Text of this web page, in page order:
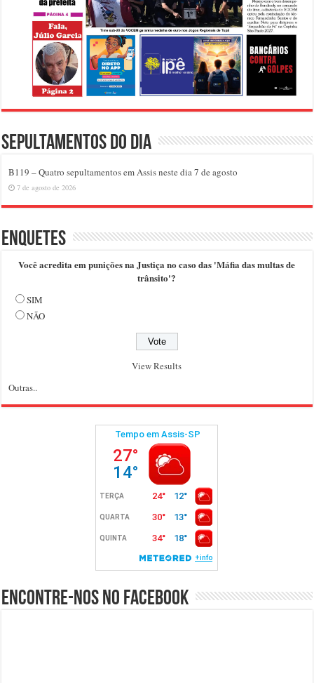
Sepultamentos do dia
B119 – Quatro sepultamentos em Assis neste dia 7 de agosto
7 de agosto de 2026
Enquetes
Você acredita em punições na Justiça no caso das 'Máfia das multas de
trânsito'?
SIM
NÃO
View Results
Outras..
Encontre-nos no Facebook